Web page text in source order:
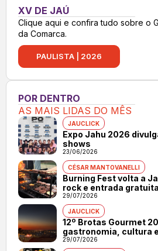
XV DE JAÚ
Clique aqui e confira tudo sobre o
da Comarca.
PAULISTA | 2026
POR DENTRO
AS MAIS LIDAS DO MÊS
JAUCLICK
Expo Jahu 2026
shows
23/06/2026
CÉSAR MANTOVANELLI
Burning Fest volta a
rock e entrada gratuita
29/07/2026
JAUCLICK
12º Brotas Gourmet
gastronomia, cultura
29/07/2026